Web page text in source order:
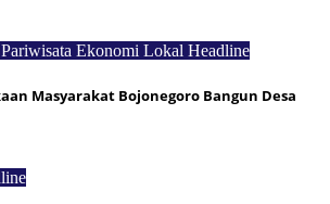
Ekonomi Lokal Headline
Masyarakat Bojonegoro Bangun Desa